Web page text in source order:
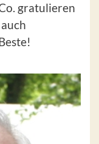
gratulieren